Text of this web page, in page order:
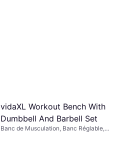
vidaXL Workout Bench With
Dumbbell And Barbell Set
Banc de Musculation, Banc Réglable,